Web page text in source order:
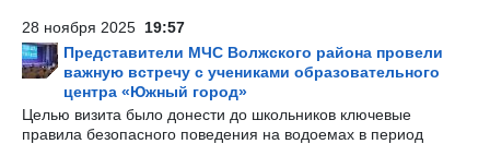
28 ноября 2025 19:57
Представители МЧС Волжского района провели
важную встречу с учениками образовательного
центра «Южный город»
Целью визита было донести до школьников ключевые
правила безопасного поведения на водоемах в период